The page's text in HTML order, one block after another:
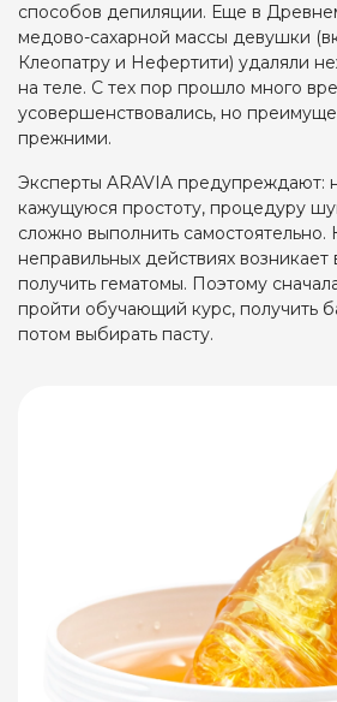
способов депиляции. Еще в
медово-сахарной массы девушки
Клеопатру и Нефертити) удаляли
на теле. С тех пор прошло много
усовершенствовались, но
прежними.
Эксперты ARAVIA предупреждают:
кажущуюся простоту, процедуру
сложно выполнить самостоятельно.
неправильных действиях возникает
получить гематомы. Поэтому
пройти обучающий курс, получить
потом выбирать пасту.